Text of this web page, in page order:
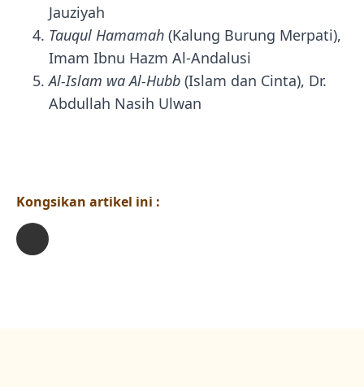
Jauziyah
Tauqul Hamamah (Kalung Burung Merpati),
Imam Ibnu Hazm Al-Andalusi
Al-Islam wa Al-Hubb (Islam dan Cinta), Dr.
Abdullah Nasih Ulwan
Kongsikan artikel ini :